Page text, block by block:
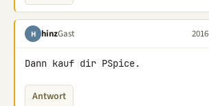
H hinzGast
Dann kauf dir PSpice.
Antwort